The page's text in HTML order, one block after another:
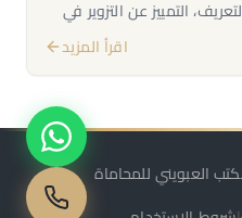
رقم 16 لسنة 1960: التعريف، التمييز عن التزوير في
اقرأ المزيد
الحقوق محفوظة © 2026 مكتب العبويني للمحاماة